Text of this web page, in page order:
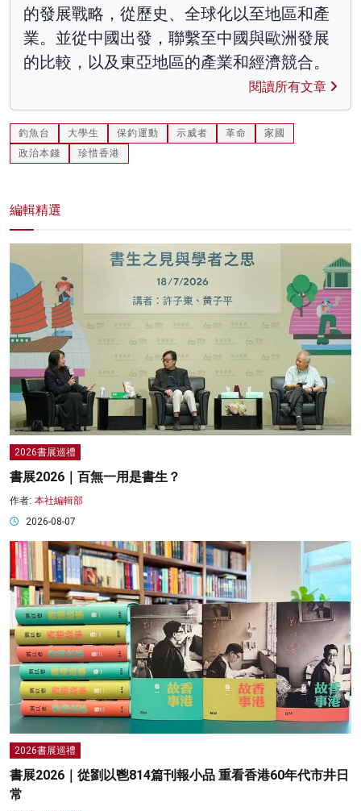
的發展戰略，從歷史、全球化以至地區和產
業。並從中國出發，聯繫至中國與歐洲發展
的比較，以及東亞地區的產業和經濟競合。
閱讀所有文章
釣魚台 大學生 保釣運動 示威者 革命
家國
政治本錢
珍惜香港
編輯精選
2026書展巡禮
書展2026｜百無一用是書生？
作者: 本社編輯部
2026-08-07
2026書展巡禮
書展2026｜從劉以鬯814篇刊報小品 重看香港60年代市井日
常